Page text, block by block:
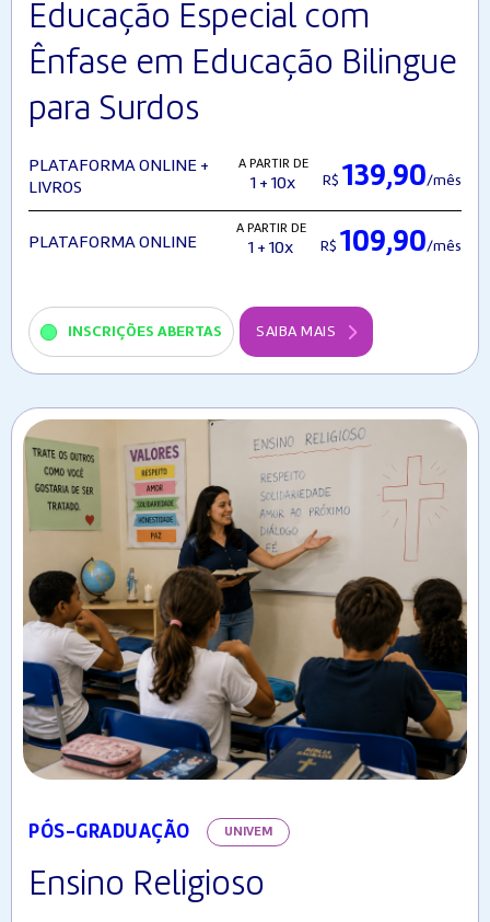
Educação Especial com
Ênfase em Educação Bilingue
para Surdos
PLATAFORMA ONLINE +
LIVROS
A PARTIR DE
1 + 10x R$ 139,90/mês
PLATAFORMA ONLINE
A PARTIR DE
1 + 10x R$ 109,90/mês
INSCRIÇÕES ABERTAS SAIBA MAIS
PÓS-GRADUAÇÃO UNIVEM
Ensino Religioso